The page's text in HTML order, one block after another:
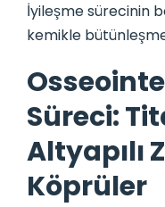
İyileşme sürecinin
kemikle
Süreci:
Altyapılı
Köprüler